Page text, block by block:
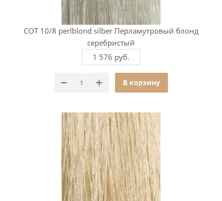
COT 10/8 perlblond silber Перламутровый блонд
серебристый
1 576 руб.
В корзину